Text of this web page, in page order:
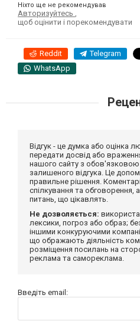
Ніхто ще не рекомендував
Авторизуйтесь
щоб оцінити і порекомендувати
Reddit Telegram
WhatsApp
Відгук - це думка або оцінка
передати досвід або
нашого сайту з обов'язковою
залишеного відгука. Це
правильне рішення.
спілкування та обговорення,
питань, що цікавлять.
Не дозволяється:
лексики, погроз або образ;
іншими конкуруючими
що ображають діяльність
розміщення посилань на
реклама та самореклама.
Введіть email: